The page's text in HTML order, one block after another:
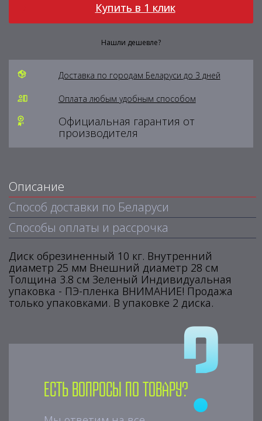
Купить в 1 клик
Нашли дешевле?
Доставка по городам Беларуси до 3 дней
Оплата любым удобным способом
Официальная гарантия от
производителя
Описание
Способ доставки по Беларуси
Способы оплаты и рассрочка
Диск обрезиненный 10 кг. Внутренний
диаметр 25 мм Внешний диаметр 28 см
Толщина 3.8 см Зеленый Индивидуальная
упаковка - ПЭ-пленка ВНИМАНИЕ! Продажа
только упаковками. В упаковке 2 диска.
Есть вопросы по товару?